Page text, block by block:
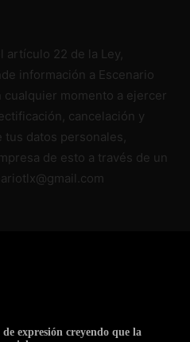
artículo 22 de la Ley,
información a Escenario
momento a ejercer
cancelación y
tus datos personales,
de esto a través de un
expresión creyendo que la